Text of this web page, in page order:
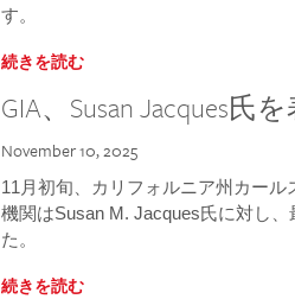
す。
続きを読む
GIA、Susan Jacques氏
November 10, 2025
11月初旬、カリフォルニア州カー
機関はSusan M. Jacques氏に対し
た。
続きを読む